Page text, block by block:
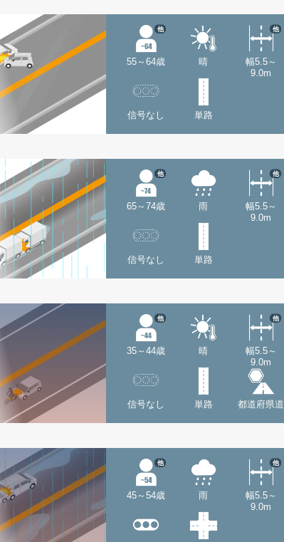
55～64歳
他
晴
幅5.5～
9.0m
他
信号なし 単路
65～74歳
他
雨
幅5.5～
9.0m
他
信号なし 単路
35～44歳
他
晴
幅5.5～
9.0m
他
信号なし 単路 都道府県道
45～54歳
他
雨
幅5.5～
9.0m
他